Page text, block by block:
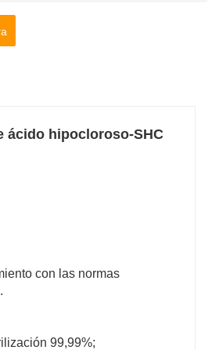
500L/hora
pH: 2,0-6,5
ácido hipocloroso-SHC
con las normas
.
99,99%;